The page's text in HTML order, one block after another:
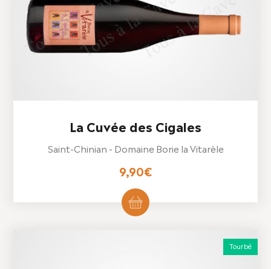
La Cuvée des Cigales
Saint-Chinian - Domaine Borie la Vitarèle
9,90€
Tourbé